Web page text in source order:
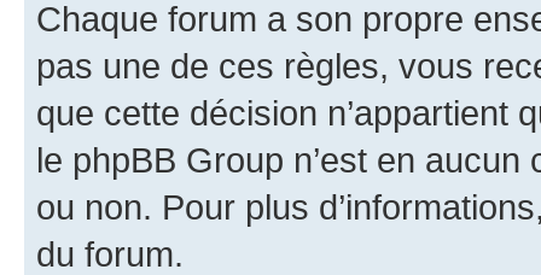
Chaque forum a son propre
pas une de ces règles, vous
que cette décision n’appartient
le phpBB Group n’est en
ou non. Pour plus
du forum.